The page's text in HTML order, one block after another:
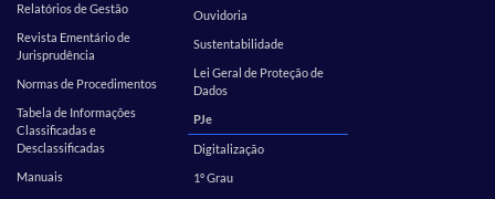
Relatórios de Gestão
Revista Ementário de
Jurisprudência
Normas de Procedimentos
Tabela de Informações
Classificadas e
Desclassificadas
Manuais
Ouvidoria
Sustentabilidade
Lei Geral de Proteção de
Dados
PJe
Digitalização
1º Grau